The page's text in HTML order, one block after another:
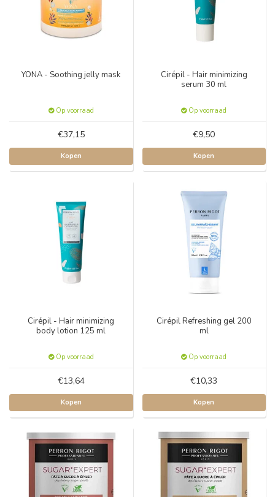
YONA - Soothing jelly mask
Op voorraad
€37,15
Kopen
Cirépil - Hair minimizing
serum 30 ml
Op voorraad
€9,50
Kopen
Cirépil - Hair minimizing
body lotion 125 ml
Op voorraad
€13,64
Kopen
Cirépil Refreshing gel 200
ml
Op voorraad
€10,33
Kopen